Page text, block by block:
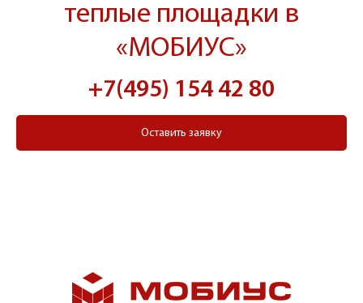
теплые площадки в
«МОБИУС»
+7(495) 154 42 80
Оставить заявку